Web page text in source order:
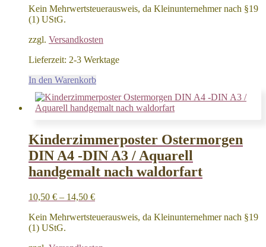
Kein Mehrwertsteuerausweis, da Kleinunternehmer nach §19
(1) UStG.
zzgl. Versandkosten
Lieferzeit: 2-3 Werktage
In den Warenkorb
Kinderzimmerposter Ostermorgen
DIN A4 -DIN A3 / Aquarell
handgemalt nach waldorfart
10,50 € – 14,50 €
Kein Mehrwertsteuerausweis, da Kleinunternehmer nach §19
(1) UStG.